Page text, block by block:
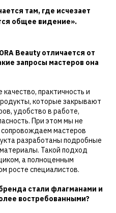
там, где исчезает
общее видение».
Beauty отличается от
запросы мастеров она
качество, практичность и
которые закрывают
удобство в работе,
При этом мы не
мастеров
разработаны подробные
Такой подход
а полноценным
росте специалистов.
стали флагманами и
востребованными?